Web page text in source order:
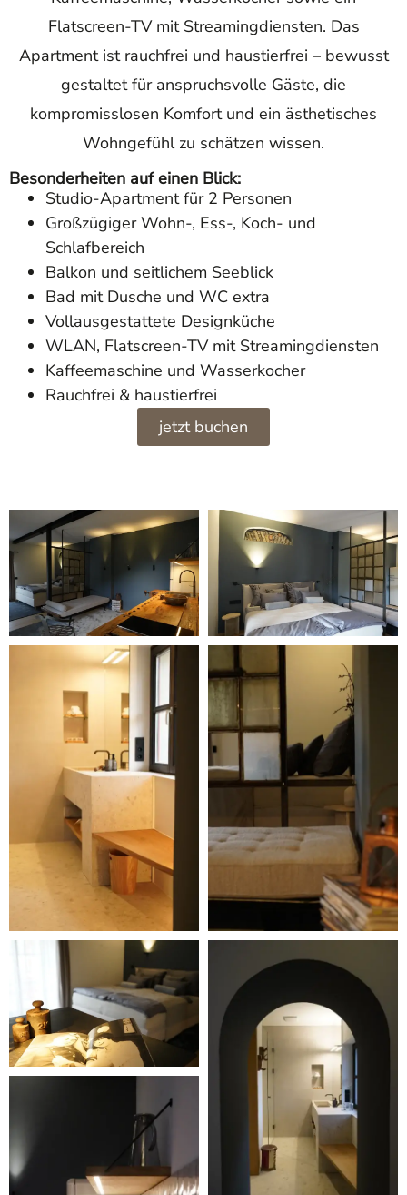
Flatscreen-TV mit Streamingdiensten. Das
Apartment ist rauchfrei und haustierfrei – bewusst
gestaltet für anspruchsvolle Gäste, die
kompromisslosen Komfort und ein ästhetisches
Wohngefühl zu schätzen wissen.
Besonderheiten auf einen Blick:
Studio-Apartment für 2 Personen
Großzügiger Wohn-, Ess-, Koch- und
Schlafbereich
Balkon und seitlichem Seeblick
Bad mit Dusche und WC extra
Vollausgestattete Designküche
WLAN, Flatscreen-TV mit Streamingdiensten
Kaffeemaschine und Wasserkocher
Rauchfrei & haustierfrei
jetzt buchen